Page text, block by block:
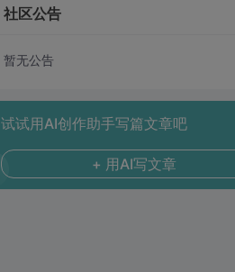
社区公告
暂无公告
试试用AI创作助手写篇文章吧
+ 用AI写文章